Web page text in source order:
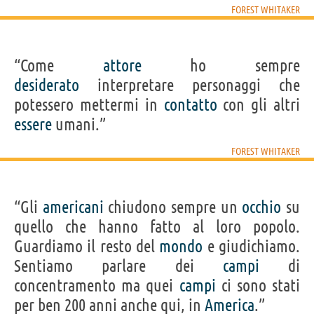
FOREST WHITAKER
“Come attoreho sempre
desiderato interpretare personaggi che
potessero mettermi in contatto con gli altri
essere umani.”
FOREST WHITAKER
“Gli americani chiudono sempre un occhio su
quello che hanno fatto al loro popolo.
Guardiamo il resto del mondo e giudichiamo.
Sentiamo parlare dei campi di
concentramento ma quei campi ci sono stati
per ben 200 anni anche qui, in America.”